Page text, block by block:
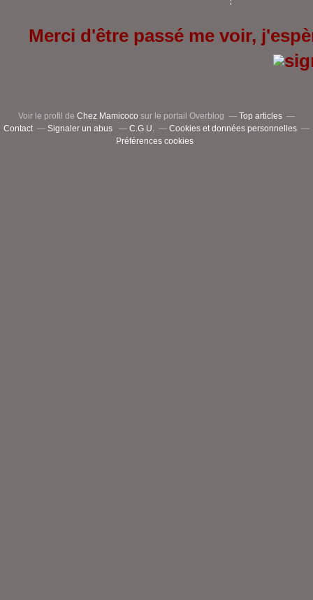
Merci d'être passé me voir,
Voir le profil de Chez Mamicoco sur le portail Overblog
Top articles
Contact
Signaler un abus C.G.U.
Cookies et données personnelles
Préférences cookies